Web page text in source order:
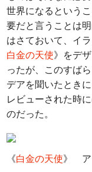
世界になるという
要だと言うことは
はさておいて、イ
白金の天使》をデ
ったが、このすば
デアを聞いたとき
レビューされた時
のだった。
《白金の天使》 ア